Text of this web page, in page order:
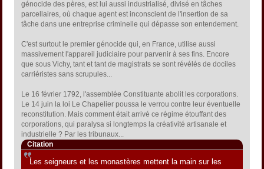
génocide des pères, est lui aussi industrialisé, divisé en tâches
parcellaires, où chaque agent est inconscient de l'insertion de sa
tâche dans une entreprise criminelle qui dépasse son entendement.
C'est surtout le premier génocide qui, en France, utilise aussi
massivement l'appareil judiciaire pour parvenir à ses fins. Encore
que sous Vichy, tant et tant de magistrats se sont révélés de dociles
carriéristes sans scrupules...
Le 16 février 1792, l'assemblée Constituante abolit les corporations.
Le 14 juin la loi Le Chapelier poussa le verrou contre leur éventuelle
reconstitution. Mais comment était arrivé ce régime étouffant des
corporations, qui paralysa si longtemps la créativité artisanale et
industrielle ? Par les tribunaux...
Citation
Les seigneurs et les monastères mettent la main sur les